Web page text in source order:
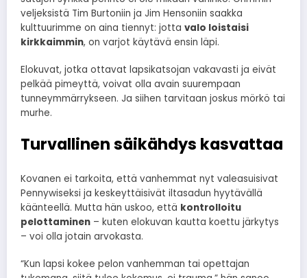
veljeksistä Tim Burtoniin ja Jim Hensoniin saakka
kulttuurimme on aina tiennyt: jotta valo loistaisi
kirkkaimmin, on varjot käytävä ensin läpi.
Elokuvat, jotka ottavat lapsikatsojan vakavasti ja eivät
pelkää pimeyttä, voivat olla avain suurempaan
tunneymmärrykseen. Ja siihen tarvitaan joskus mörkö tai
murhe.
Turvallinen säikähdys kasvattaa
Kovanen ei tarkoita, että vanhemmat nyt valeasuisivat
Pennywiseksi ja keskeyttäisivät iltasadun hyytävällä
käänteellä. Mutta hän uskoo, että kontrolloitu
pelottaminen – kuten elokuvan kautta koettu järkytys
– voi olla jotain arvokasta.
“Kun lapsi kokee pelon vanhemman tai opettajan